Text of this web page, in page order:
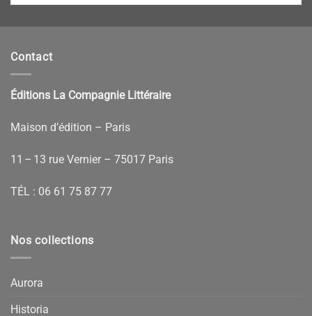
Contact
Éditions La Compagnie Littéraire
Maison d’édition – Paris
11 – 13 rue Vernier – 75017 Paris
TÉL : 06 61 75 87 77
Nos collections
Aurora
Historia